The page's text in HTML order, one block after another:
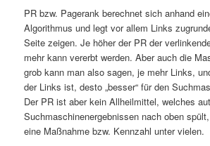
PR bzw. Pagerank berechnet sich anhand
Algorithmus und legt vor allem Links
Seite zeigen. Je höher der PR der
mehr kann vererbt werden. Aber auch die
grob kann man also sagen, je mehr Links,
der Links ist, desto „besser“ für den
Der PR ist aber kein Allheilmittel, welches
Suchmaschinenergebnissen nach oben
eine Maßnahme bzw. Kennzahl unter vielen.